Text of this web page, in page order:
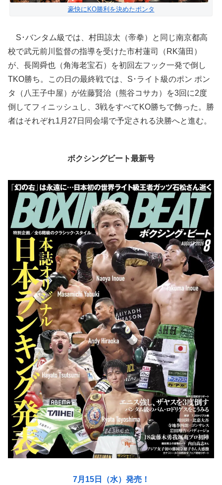
豪快にKO勝利を決めたポンタ
S･バンタム級では、村田諒太（帝拳）と同じ南京都高
校で武元前川監督の指導を受けた市村蓮司（RK蒲田）
が、長岡舜也（角海老宝石）を初回左フック一発で倒し
TKO勝ち。この日の最終戦では、S･ライト級のポン ポン
タ（八王子中屋）が佐藤賢治（熊谷コサカ）を3回に2度
倒してフィニッシュし、3戦をすべてKO勝ちで飾った。勝
者はそれぞれ1月27日同会場で予定される決勝へと進む。
ボクシングビート最新号
7月15日（水）発売！